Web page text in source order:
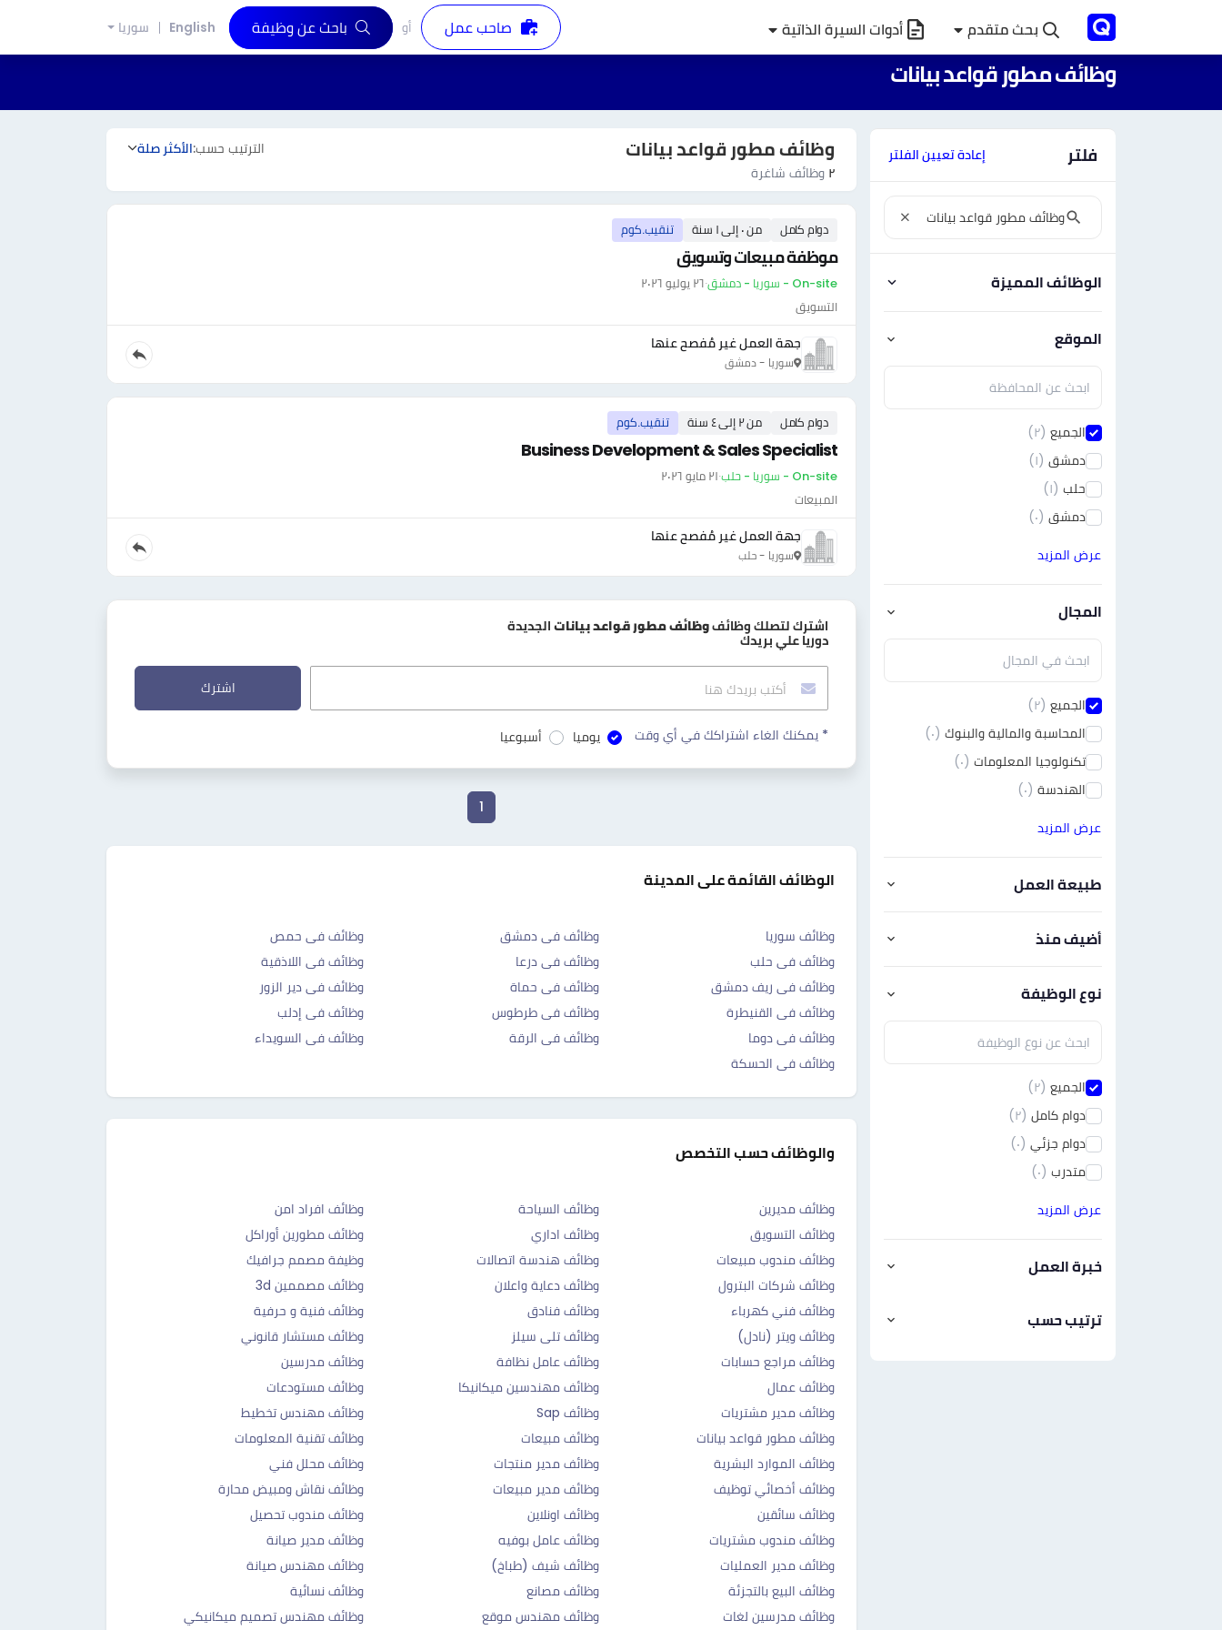
بحث متقدم أدوات السيرة الذاتية صاحب عمل أو باحث عن وظيفة English سوريا
وظائف مطور قواعد بيانات
فلتر إعادة تعيين الفلتر
الوظائف المميزة
الموقع
الجميع (٢)
دمشق (١)
حلب (١)
دمشق (٠)
عرض المزيد
المجال
الجميع (٢)
المحاسبة والمالية والبنوك (٠)
تكنولوجيا المعلومات (٠)
الهندسة (٠)
عرض المزيد
طبيعة العمل
أضيف منذ
نوع الوظيفة
الجميع (٢)
دوام كامل (٢)
دوام جزئي (٠)
متدرب (٠)
عرض المزيد
خبرة العمل
ترتيب حسب
وظائف مطور قواعد بيانات
٢ وظائف شاغرة
الترتيب حسب:الأكثر صلة
دوام كامل من ٠ إلى ١ سنة تنقيب.كوم
موظفة مبيعات وتسويق
On-site - سوريا - دمشق ·٢٦ يوليو ٢٠٢٦
التسويق
جهة العمل غير مُفصح عنها
سوريا - دمشق
دوام كامل من ٢ إلى ٤ سنة تنقيب.كوم
Business Development & Sales Specialist
On-site - سوريا - حلب ·٢١ مايو ٢٠٢٦
المبيعات
جهة العمل غير مُفصح عنها
سوريا - حلب
اشترك لتصلك وظائفوظائف مطور قواعد بيانات الجديدة
دوريا علي بريدك
اشترك
* يمكنك الغاء اشتراكك في أي وقت يوميا أسبوعيا
1
الوظائف القائمة على المدينة
وظائف سوريا وظائف فى دمشق
وظائف فى حمص
وظائف فى حلب
وظائف فى درعا
وظائف فى اللاذقية
وظائف فى ريف دمشق
وظائف فى حماة
وظائف فى دير الزور
وظائف فى القنيطرة
وظائف فى طرطوس
وظائف فى إدلب
وظائف فى دوما
وظائف فى الرقة
وظائف فى السويداء
وظائف فى الحسكة
والوظائف حسب التخصص
وظائف مديرين وظائف السياحة
وظائف افراد امن
وظائف التسويق
وظائف اداري
وظائف مطورين أوراكل
وظائف مندوب مبيعات
وظائف هندسة اتصالات
وظيفة مصمم جرافيك
وظائف شركات البترول
وظائف دعاية واعلان
وظائف مصممين 3d
وظائف فني كهرباء
وظائف فنادق
وظائف فنية و حرفية
وظائف ويتر (نادل)
وظائف تلى سيلز
وظائف مستشار قانوني
وظائف مراجع حسابات
وظائف عامل نظافة
وظائف مدرسين
وظائف عمال
وظائف مهندسين ميكانيكا
وظائف مستودعات
وظائف مدير مشتريات
وظائف Sap
وظائف مهندس تخطيط
وظائف مطور قواعد بيانات
وظائف مبيعات
وظائف تقنية المعلومات
وظائف الموارد البشرية
وظائف مدير منتجات
وظائف محلل فني
وظائف أخصائي توظيف
وظائف مدير مبيعات
وظائف نقاش ومبيض محارة
وظائف سائقين
وظائف اونلاين
وظائف مندوب تحصيل
وظائف مندوب مشتريات
وظائف عامل بوفيه
وظائف مدير صيانة
وظائف مدير العمليات
وظائف شيف (طباخ)
وظائف مهندس صيانة
وظائف البيع بالتجزئة
وظائف مصانع
وظائف نسائية
وظائف مدرسين لغات
وظائف مهندس موقع
وظائف مهندس تصميم ميكانيكي